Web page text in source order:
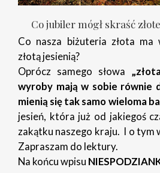
Co jubiler mógł skraść
Co nasza biżuteria złota ma
złotą jesienią?
Oprócz samego słowa
wyroby mają w sobie równie
mienią się tak samo wieloma
jesień, która już od jakiegoś
zakątku naszego kraju. I o tym
Zapraszam do lektury.
Na końcu wpisu